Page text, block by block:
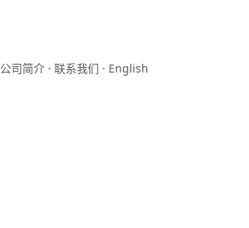
公司简介 · 联系我们 · English